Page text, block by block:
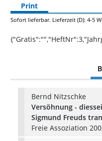
Print
Sofort lieferbar. Lieferzeit (D): 4-5
Bernd Nitzschke
Versöhnung -
Sigmund Freuds
Freie Assoziation